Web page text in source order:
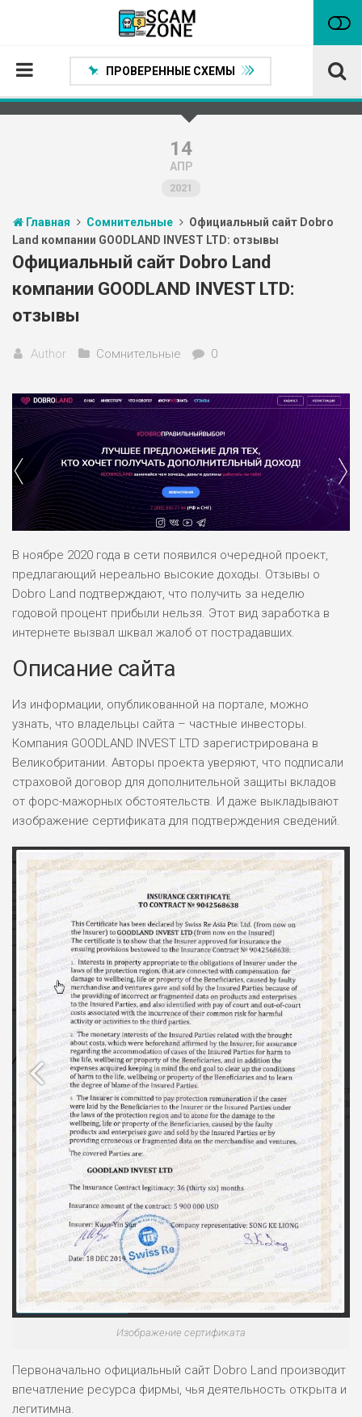
Проверенные способы заработка
Статьи
Партнеры
ПРОВЕРЕННЫЕ СХЕМЫ
14
АПР
2021
Главная Сомнительные
Официальный сайт Dobro
Land компании GOODLAND INVEST LTD: отзывы
Официальный сайт Dobro Land
компании GOODLAND INVEST LTD:
отзывы
Author Сомнительные 0
В ноябре 2020 года в сети появился очередной проект,
предлагающий нереально высокие доходы. Отзывы о
Dobro Land подтверждают, что получить за неделю
годовой процент прибыли нельзя. Этот вид заработка в
интернете вызвал шквал жалоб от пострадавших.
Описание сайта
Из информации, опубликованной на портале, можно
узнать, что владельцы сайта – частные инвесторы.
Компания GOODLAND INVEST LTD зарегистрирована в
Великобритании. Авторы проекта уверяют, что подписали
страховой договор для дополнительной защиты вкладов
от форс-мажорных обстоятельств. И даже выкладывают
изображение сертификата для подтверждения сведений.
Изображение сертификата
Первоначально официальный сайт Dobro Land производит
впечатление ресурса фирмы, чья деятельность открыта и
легитимна.